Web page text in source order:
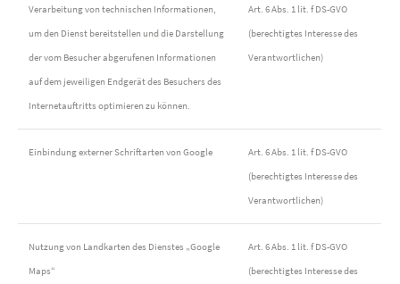
Verarbeitung von technischen Informationen,
um den Dienst bereitstellen und die Darstellung
der vom Besucher abgerufenen Informationen
auf dem jeweiligen Endgerät des Besuchers des
Internetauftritts optimieren zu können.
Art. 6 Abs. 1 lit. f DS-GVO
(berechtigtes Interesse des
Verantwortlichen)
Einbindung externer Schriftarten von Google
Art. 6 Abs. 1 lit. f DS-GVO
(berechtigtes Interesse des
Verantwortlichen)
Nutzung von Landkarten des Dienstes „Google
Maps“
Art. 6 Abs. 1 lit. f DS-GVO
(berechtigtes Interesse des